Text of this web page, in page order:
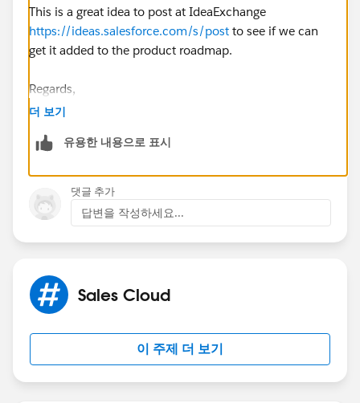
This is a great idea to post at IdeaExchange
https://ideas.salesforce.com/s/post to see if we can
get it added to the product roadmap.
Regards,
더 보기
유용한 내용으로 표시
댓글 추가
답변을 작성하세요...
Sales Cloud
이 주제 더 보기